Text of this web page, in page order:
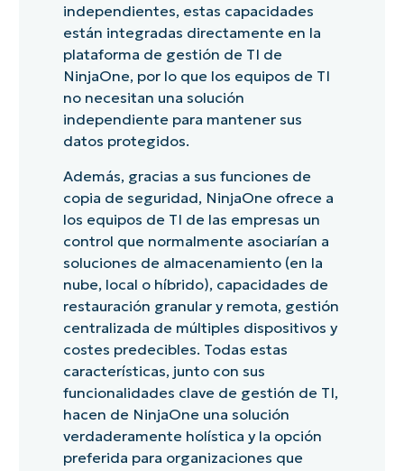
independientes, estas capacidades
están integradas directamente en la
plataforma de gestión de TI de
NinjaOne, por lo que los equipos de TI
no necesitan una solución
independiente para mantener sus
datos protegidos.
Además, gracias a sus funciones de
copia de seguridad, NinjaOne ofrece a
los equipos de TI de las empresas un
control que normalmente asociarían a
soluciones de almacenamiento (en la
nube, local o híbrido), capacidades de
restauración granular y remota, gestión
centralizada de múltiples dispositivos y
costes predecibles. Todas estas
características, junto con sus
funcionalidades clave de gestión de TI,
hacen de NinjaOne una solución
verdaderamente holística y la opción
preferida para organizaciones que